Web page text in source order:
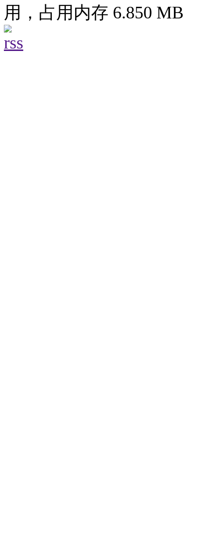
用，占用内存 6.850 MB